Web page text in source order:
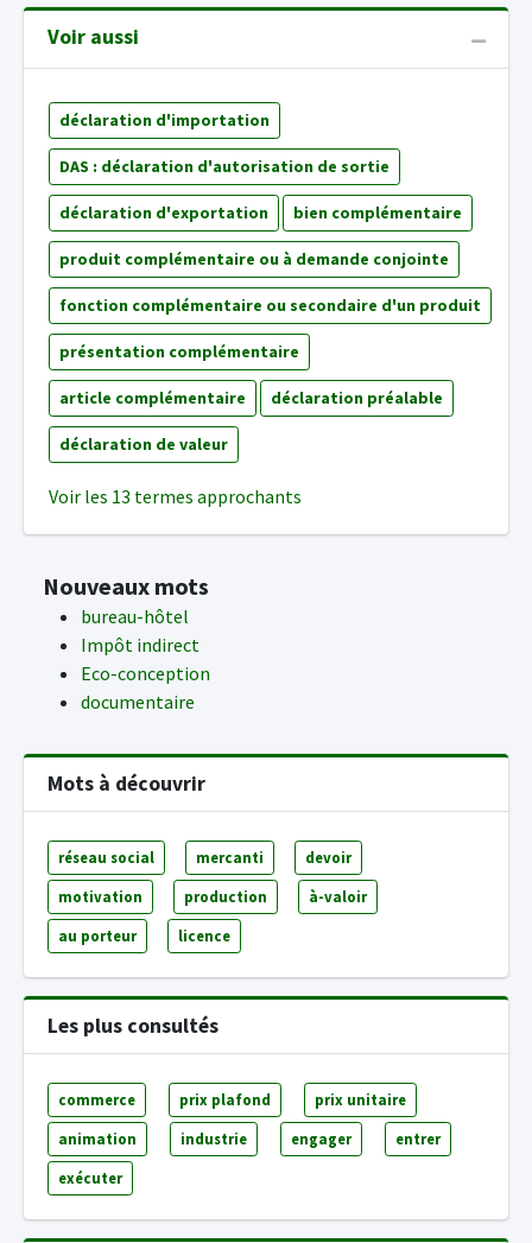
Voir aussi
déclaration d'importation
DAS : déclaration d'autorisation de sortie
déclaration d'exportation bien complémentaire
produit complémentaire ou à demande conjointe
fonction complémentaire ou secondaire d'un produit
présentation complémentaire
article complémentaire déclaration préalable
déclaration de valeur
Voir les 13 termes approchants
Nouveaux mots
bureau-hôtel
Impôt indirect
Eco-conception
documentaire
Mots à découvrir
réseau social mercanti devoir
motivation production à-valoir
au porteur licence
Les plus consultés
commerce prix plafond prix unitaire
animation industrie engager entrer
exécuter